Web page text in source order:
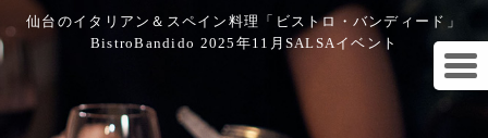
仙台のイタリアン＆スペイン料理「ビストロ・バンディード」
BistroBandido 2025年11月SALSAイベント